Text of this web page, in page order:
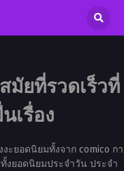
มัยที่รวดเร็วที่
เรื่อง
ะยอดนิยมทั้งจาก comico กา
งยอดนิยมประจำวัน ประจำ